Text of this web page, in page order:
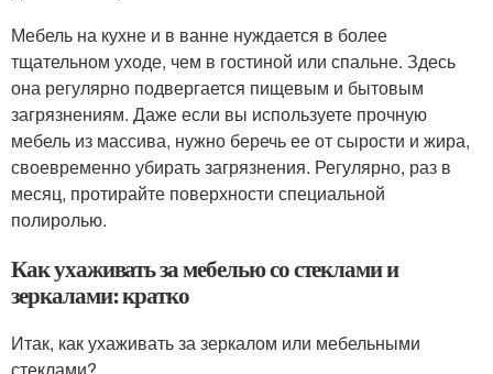
Мебель на кухне и в ванне нуждается в более
тщательном уходе, чем в гостиной или спальне. Здесь
она регулярно подвергается пищевым и бытовым
загрязнениям. Даже если вы используете прочную
мебель из массива, нужно беречь ее от сырости и жира,
своевременно убирать загрязнения. Регулярно, раз в
месяц, протирайте поверхности специальной
полиролью.
Как ухаживать за мебелью со стеклами и
зеркалами: кратко
Итак, как ухаживать за зеркалом или мебельными
стеклами?